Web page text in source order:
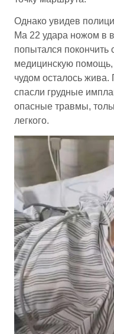
Однако увидев
Ма 22 удара ножом в
попытался покончить
медицинскую
чудом осталось
спасли грудные
опасные травмы,
легкого.